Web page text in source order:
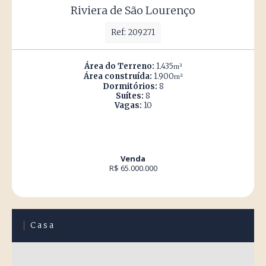
Riviera de São Lourenço
Ref: 209271
Área do Terreno: 1.435m²
Área construída: 1.900m²
Dormitórios: 8
Suítes: 8
Vagas: 10
Venda
R$ 65.000.000
Casa